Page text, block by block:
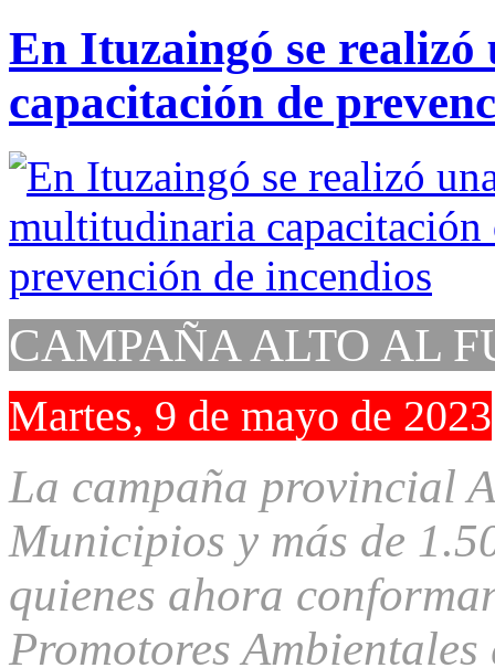
En Ituzaingó se
capacitación de
CAMPAÑA ALTO AL
Martes, 9 de mayo de 2023
La campaña provincial
Municipios y más de
quienes ahora
Promotores